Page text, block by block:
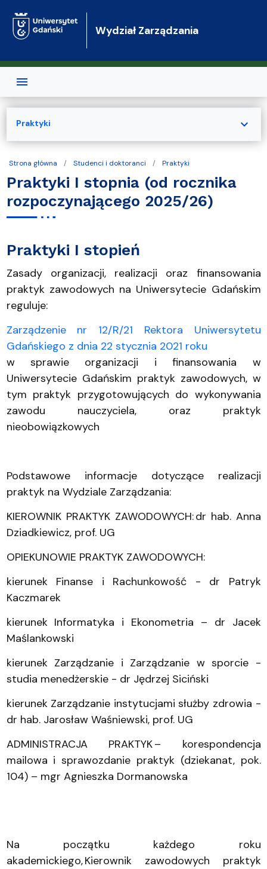
Wydział Zarządzania
Strona główna Studenci i doktoranci Praktyki
Praktyki I stopnia (od rocznika
rozpoczynającego 2025/26)
Praktyki I stopień
Zasady organizacji, realizacji oraz finansowania
praktyk zawodowych na Uniwersytecie Gdańskim
reguluje:
Zarządzenie nr 12/R/21 Rektora Uniwersytetu
Gdańskiego z dnia 22 stycznia 2021 roku
w sprawie organizacji i finansowania w
Uniwersytecie Gdańskim praktyk zawodowych, w
tym praktyk przygotowujących do wykonywania
zawodu nauczyciela, oraz praktyk
nieobowiązkowych
Podstawowe informacje dotyczące realizacji
praktyk na Wydziale Zarządzania:
KIEROWNIK PRAKTYK ZAWODOWYCH: dr hab. Anna
Dziadkiewicz, prof. UG
OPIEKUNOWIE PRAKTYK ZAWODOWYCH:
kierunek Finanse i Rachunkowość - dr Patryk
Kaczmarek
kierunek Informatyka i Ekonometria – dr Jacek
Maślankowski
kierunek Zarządzanie i Zarządzanie w sporcie -
studia menedżerskie - dr Jędrzej Siciński
kierunek Zarządzanie instytucjami służby zdrowia -
dr hab. Jarosław Waśniewski, prof. UG
ADMINISTRACJA PRAKTYK – korespondencja
mailowa i sprawozdanie praktyk (dziekanat, pok.
104) – mgr Agnieszka Dormanowska
Na początku każdego roku
akademickiego, Kierownik zawodowych praktyk
Praktyki expand_more